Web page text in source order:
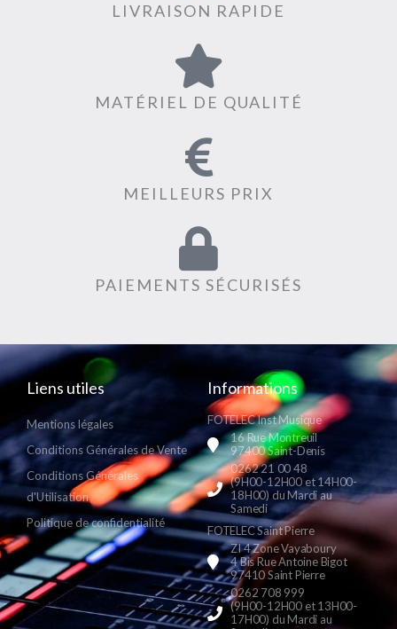
LIVRAISON RAPIDE
MATÉRIEL DE QUALITÉ
MEILLEURS PRIX
PAIEMENTS SÉCURISÉS
Liens utiles
Mentions légales
Conditions Générales de Vente
Conditions Générales
d'Utilisation
Politique de confidentialité
Informations
FOTELEC Inst Musique
16 Rue Montreuil
97400 Saint-Denis
0262 21 00 48
(9H00-12H00 et 14H00-
18H00) du Mardi au
Samedi
FOTELEC Saint Pierre
ZI 4 Zone Vayaboury
4 Bis Rue Antoine Bigot
97410 Saint Pierre
0262 708 999
(9H00-12H00 et 13H00-
17H00) du Mardi au